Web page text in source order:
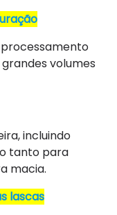
volumes
incluindo
tanto para
macia.
lascas